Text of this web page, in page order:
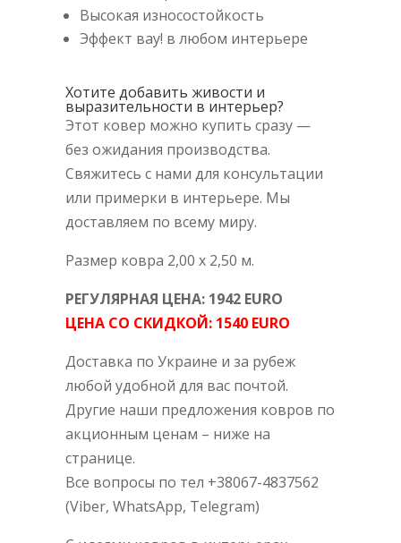
Высокая износостойкость
Эффект вау! в любом интерьере
Хотите добавить живости и
выразительности в интерьер?
Этот ковер можно купить сразу —
без ожидания производства.
Свяжитесь с нами для консультации
или примерки в интерьере. Мы
доставляем по всему миру.
Размер ковра 2,00 х 2,50 м.
РЕГУЛЯРНАЯ ЦЕНА: 1942 EURO
ЦЕНА СО СКИДКОЙ: 1540 EURO
Доставка по Украине и за рубеж
любой удобной для вас почтой.
Другие наши предложения ковров по
акционным ценам – ниже на
странице.
Все вопросы по тел +38067-4837562
(Viber, WhatsApp, Telegram)